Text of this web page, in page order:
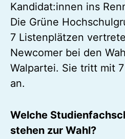
Kandidat:innen ins
Die Grüne
7 Listenplätzen
Newcomer bei den
Walpartei. Sie tritt mit
an.
Welche
stehen zur Wahl?